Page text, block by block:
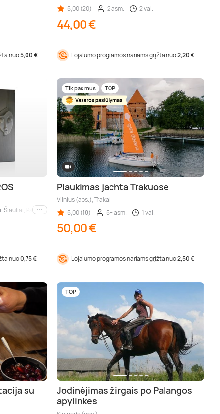
Alytus (aps.), Anykščiai (aps.), Utena (aps.), Visa Lietuva (aps.)
nuo5,00 €
5,00 (20)
2 asm. 2 val.
44,00 €
Lojalumo programos nariams grįžta nuo2,20 €
Šiauliai, Panevėžys, Alytus
Kiti miestai
nuo0,75 €
Tik pas mus TOP
Plaukimas jachta Trakuose
Vilnius (aps.), Trakai
5,00 (18)
5+ asm. 1 val.
50,00 €
Lojalumo programos nariams grįžta nuo2,50 €
su
TOP
Jodinėjimas žirgais po Palangos
apylinkes